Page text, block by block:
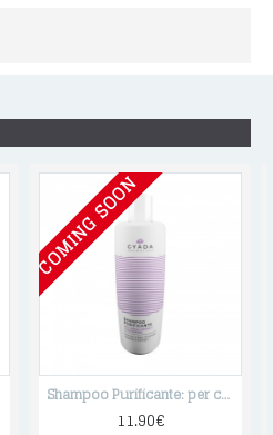
COMING SOON
Shampoo Purificante: per capelli grassi e con forfora 250ml
11.90€